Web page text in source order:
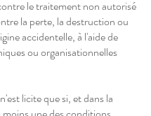
le traitement non autorisé
la perte, la destruction ou
accidentelle, à l'aide de
ou organisationnelles
licite que si, et dans la